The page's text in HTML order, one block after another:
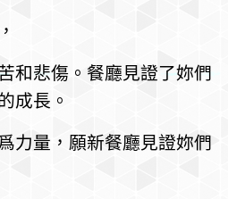
和悲傷。餐廳見證了妳們
成長。
力量，願新餐廳見證妳們